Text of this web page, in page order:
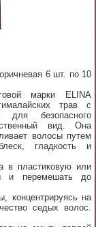
6 шт. по 10
марки ELINA
трав с
для безопасного
вид. Она
волосы путем
гладкость и
в пластиковую или
и перемешать до
концентрируясь на
седых волос.